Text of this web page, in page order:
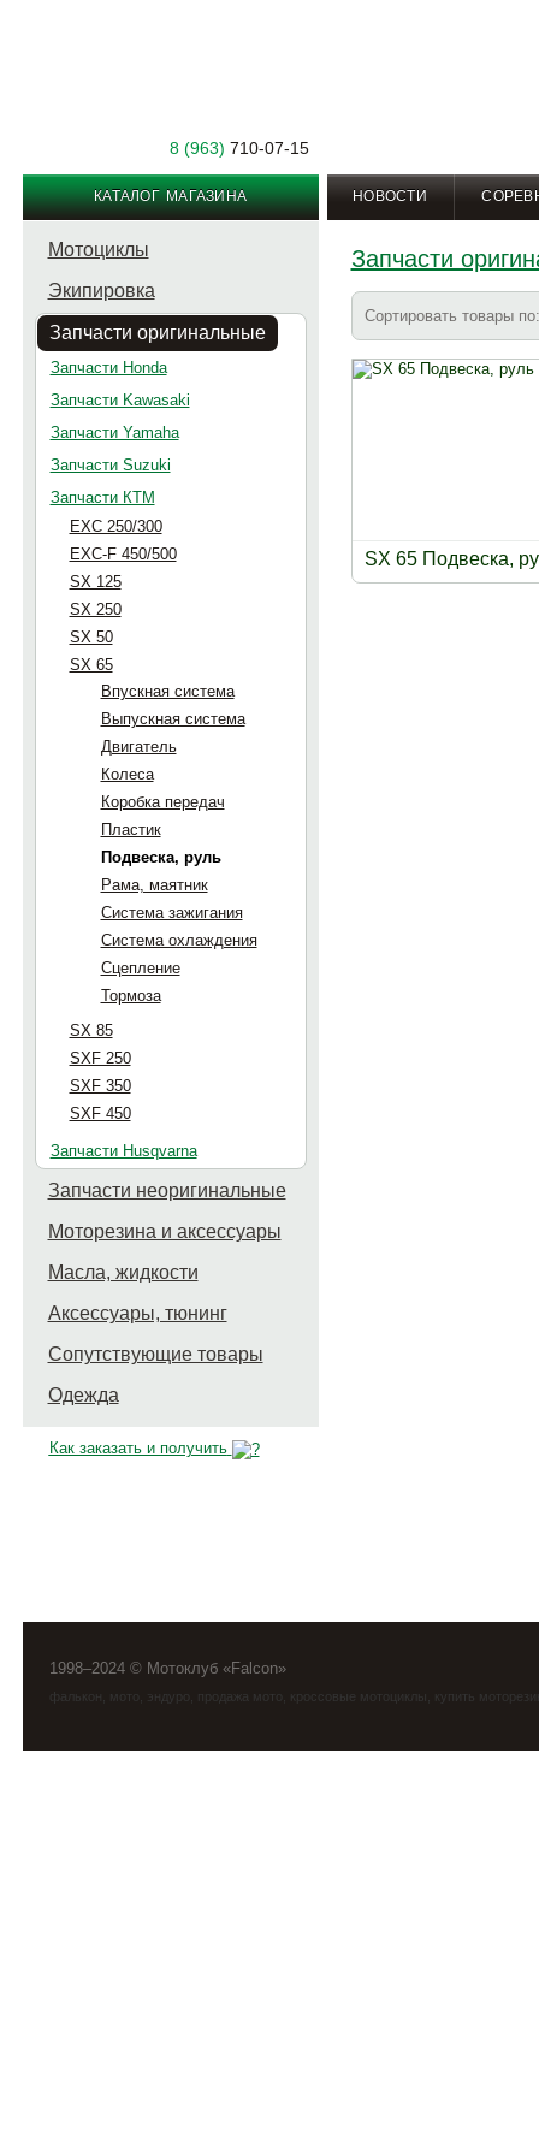
8 (963) 710-07-15
КАТАЛОГ МАГАЗИНА НОВОСТИ
Мотоциклы
Экипировка
Запчасти оригинальные
Запчасти Honda
Запчасти Kawasaki
Запчасти Yamaha
Запчасти Suzuki
Запчасти КТМ
EXC 250/300
EXC-F 450/500
SX 125
SX 250
SX 50
SX 65
Впускная система
Выпускная система
Двигатель
Колеса
Коробка передач
Пластик
Подвеска, руль
Рама, маятник
Система зажигания
Система охлаждения
Сцепление
Тормоза
SX 85
SXF 250
SXF 350
SXF 450
Запчасти Husqvarna
Запчасти неоригинальные
Моторезина и аксессуары
Масла, жидкости
Аксессуары, тюнинг
Сопутствующие товары
Одежда
Как заказать и получить
Запчасти
Сортировать товары
SX 65 Подвеска,
1998–2024 © Мотоклуб «Falcon»
фалькон мото эндуро , продажа мото, кроссовые мотоциклы, купить